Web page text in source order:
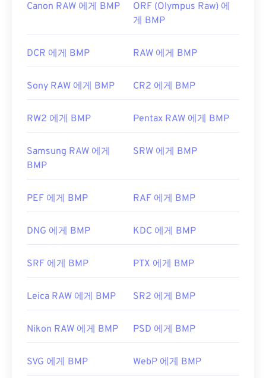
Canon RAW 에게 BMP
ORF (Olympus Raw) 에
게 BMP
DCR 에게 BMP RAW 에게 BMP
Sony RAW 에게 BMP CR2 에게 BMP
RW2 에게 BMP Pentax RAW 에게 BMP
Samsung RAW 에게
BMP
SRW 에게 BMP
PEF 에게 BMP RAF 에게 BMP
DNG 에게 BMP KDC 에게 BMP
SRF 에게 BMP PTX 에게 BMP
Leica RAW 에게 BMP SR2 에게 BMP
Nikon RAW 에게 BMP PSD 에게 BMP
SVG 에게 BMP WebP 에게 BMP